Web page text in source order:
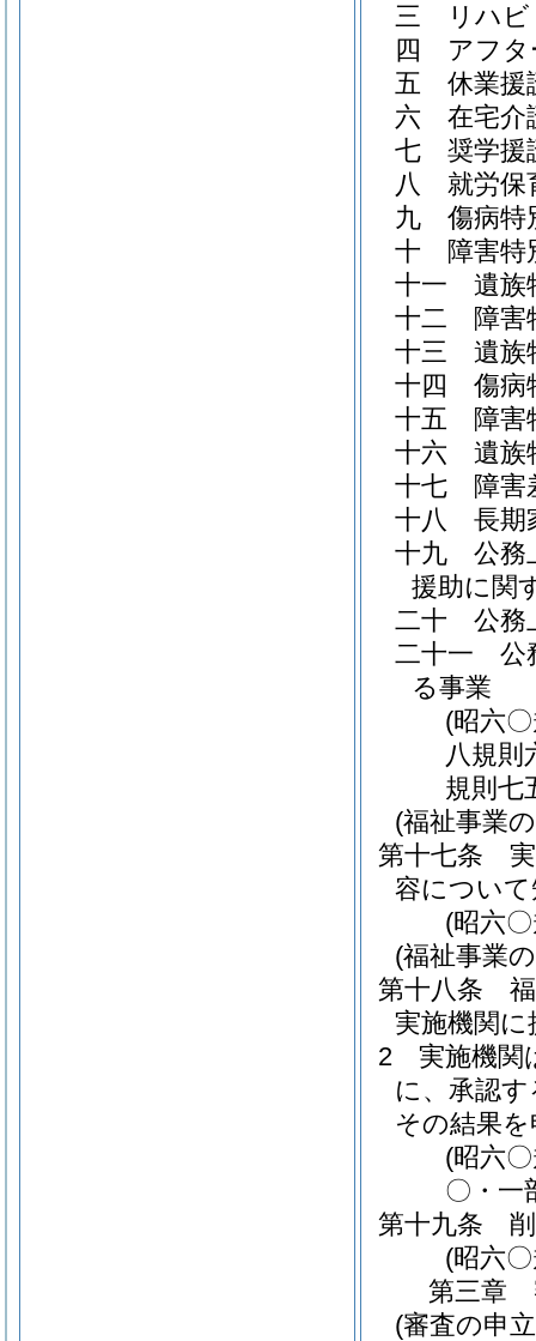
三
リハ
四
アフ
五
休業援
六
在宅介
七
奨学援
八
就労保
九
傷病特
十
障害特
十一
遺族
十二
障害
十三
遺族
十四
傷病
十五
障害
十六
遺族
十七
障害
十八
長期
十九
公務
援助に関
二十
公務
二十一
公
る事業
(昭六
八規則
規則七
(福祉事業
第十七条
容につい
(昭六
(福祉事業
第十八条
実施機関
2
実施機関
に、承認
その結果
(昭六
〇・一
第十九条
(昭六
第三章
(審査の申